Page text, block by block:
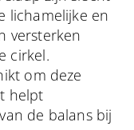
lichamelijke en
versterken
cirkel.
om deze
helpt
de balans bij